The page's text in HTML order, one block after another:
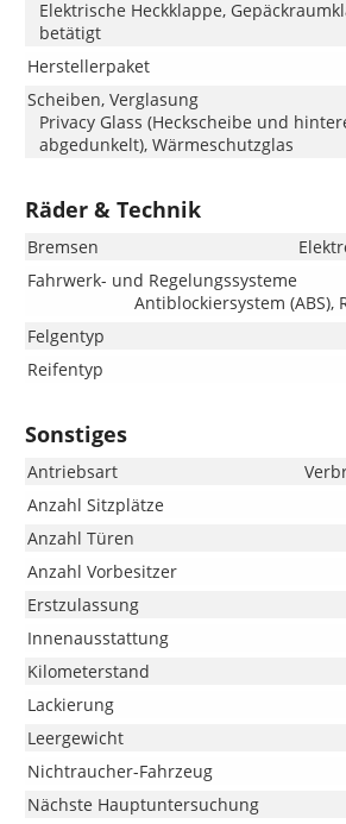
Elektrische Heckklappe,
betätigt
Herstellerpaket
Scheiben, Verglasung
Privacy Glass (Heckscheibe und
abgedunkelt), Wärmeschutzglas
Räder & Technik
Bremsen
Fahrwerk- und Regelungssysteme
Antiblockiersystem (ABS),
Felgentyp
Reifentyp
Sonstiges
Antriebsart
Anzahl Sitzplätze
Anzahl Türen
Anzahl Vorbesitzer
Erstzulassung
Innenausstattung
Kilometerstand
Lackierung
Leergewicht
Nichtraucher-Fahrzeug
Nächste Hauptuntersuchung